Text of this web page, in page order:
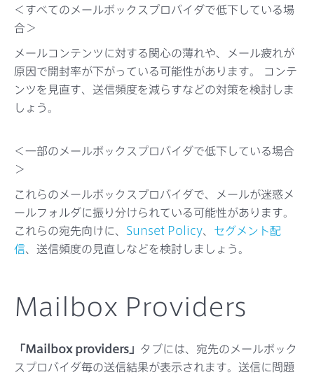
＜すべてのメールボックスプロバイダで低下している場
合＞
メールコンテンツに対する関心の薄れや、メール疲れが
原因で開封率が下がっている可能性があります。 コンテ
ンツを見直す、送信頻度を減らすなどの対策を検討しま
しょう。
＜一部のメールボックスプロバイダで低下している場合
＞
これらのメールボックスプロバイダで、メールが迷惑メ
ールフォルダに振り分けられている可能性があります。
これらの宛先向けに、 Sunset Policy、 セグメント配
信、送信頻度の見直しなどを検討しましょう。
Mailbox Providers
「Mailbox providers」 タブには、宛先のメールボック
スプロバイダ毎の送信結果が表示されます。送信に問題